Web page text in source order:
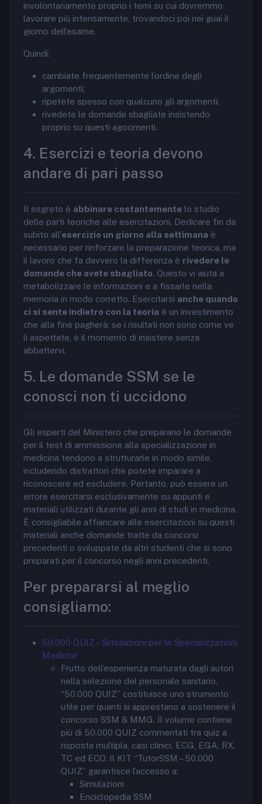
involontariamente proprio i temi su cui dovremmo
lavorare più intensamente, trovandoci poi nei guai il
giorno dell’esame.
Quindi:
cambiate frequentemente l’ordine degli
argomenti;
ripetete spesso con qualcuno gli argomenti;
rivedete le domande sbagliate insistendo
proprio su questi agoomenti.
4. Esercizi e teoria devono
andare di pari passo
Il segreto è abbinare costantemente lo studio
delle parti teoriche alle esercitazioni. Dedicare fin da
subito all’esercizio un giorno alla settimana è
necessario per rinforzare la preparazione teorica, ma
il lavoro che fa davvero la differenza è rivedere le
domande che avete sbagliato. Questo vi aiuta a
metabolizzare le informazioni e a fissarle nella
memoria in modo corretto. Esercitarsi anche quando
ci si sente indietro con la teoria è un investimento
che alla fine pagherà: se i risultati non sono come ve
li aspettate, è il momento di insistere senza
abbattervi.
5. Le domande SSM se le
conosci non ti uccidono
Gli esperti del Ministero che preparano le domande
per il test di ammissione alla specializzazione in
medicina tendono a strutturarle in modo simile,
includendo distrattori che potete imparare a
riconoscere ed escludere. Pertanto, può essere un
errore esercitarsi esclusivamente su appunti e
materiali utilizzati durante gli anni di studi in medicina.
È consigliabile affiancare alle esercitazioni su questi
materiali anche domande tratte da concorsi
precedenti o sviluppate da altri studenti che si sono
preparati per il concorso negli anni precedenti.
Per prepararsi al meglio
consigliamo:
50.000 QUIZ – Simulazioni per le Specializzazioni
Mediche
Frutto dell’esperienza maturata dagli autori
nella selezione del personale sanitario,
“50.000 QUIZ” costituisce uno strumento
utile per quanti si apprestano a sostenere il
concorso SSM & MMG. Il volume contiene
più di 50.000 QUIZ commentati tra quiz a
risposta multipla, casi clinici, ECG, EGA, RX,
TC ed ECO. Il KIT “TutorSSM – 50.000
QUIZ” garantisce l’accesso a:
Simulazioni
Enciclopedia SSM